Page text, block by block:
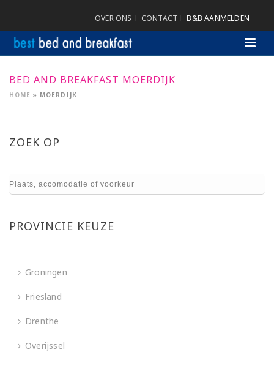
OVER ONS CONTACT B&B AANMELDEN
BED AND BREAKFAST MOERDIJK
HOME » MOERDIJK
ZOEK OP
PROVINCIE KEUZE
Groningen
Friesland
Drenthe
Overijssel